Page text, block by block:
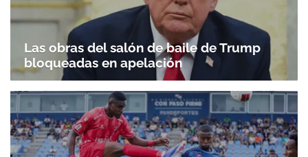
Las obras del salón de baile de Trump
bloqueadas en apelación